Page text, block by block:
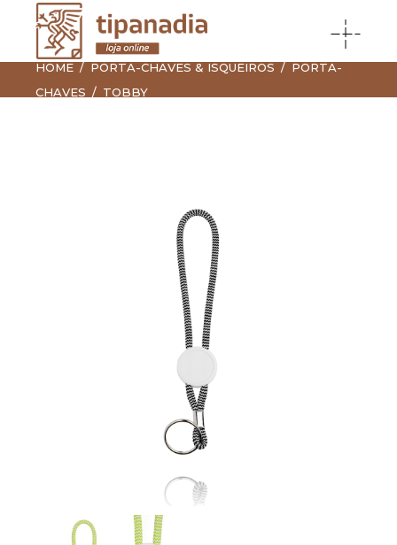
HOME PORTA-CHAVES & ISQUEIROS
PORTA-
CHAVES
TOBBY